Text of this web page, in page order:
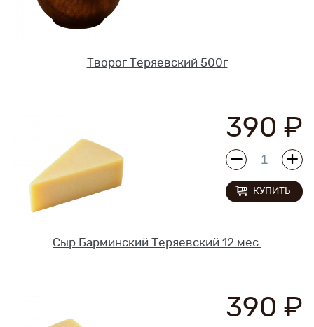
Творог Теряевский 500г
Сыр Барминский Теряевский 12 мес.
390 ₽
КУПИТЬ
390 ₽